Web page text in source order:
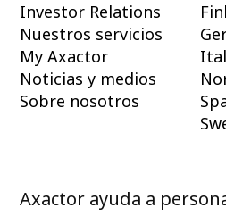
Investor Relations
Nuestros servicios
My Axactor
Noticias y medios
Sobre nosotros
Axactor ayuda a